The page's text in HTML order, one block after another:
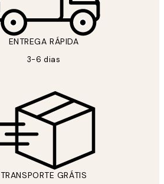
ENTREGA RÁPIDA
3-6 dias
TRANSPORTE GRÁTIS